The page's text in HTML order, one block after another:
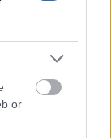
or